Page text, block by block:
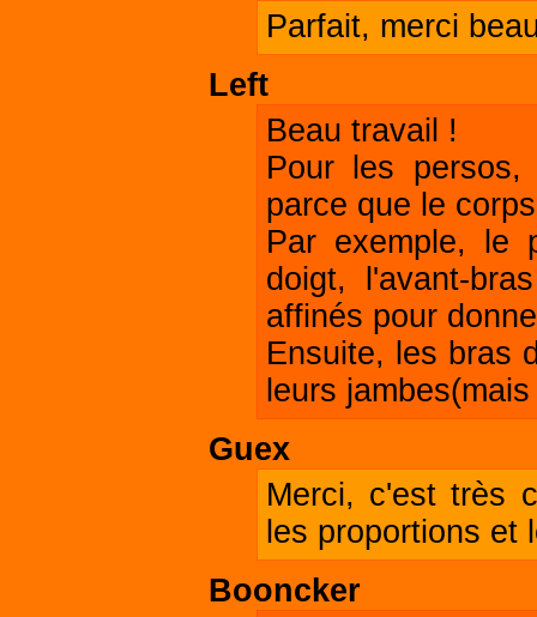
Parfait, merci
Left
Beau travail !
Pour les
parce que le
Par exemple, le
doigt, l'avant-
affinés pour
Ensuite, les bras
leurs
Guex
Merci, c'est très
les proportions et
Booncker